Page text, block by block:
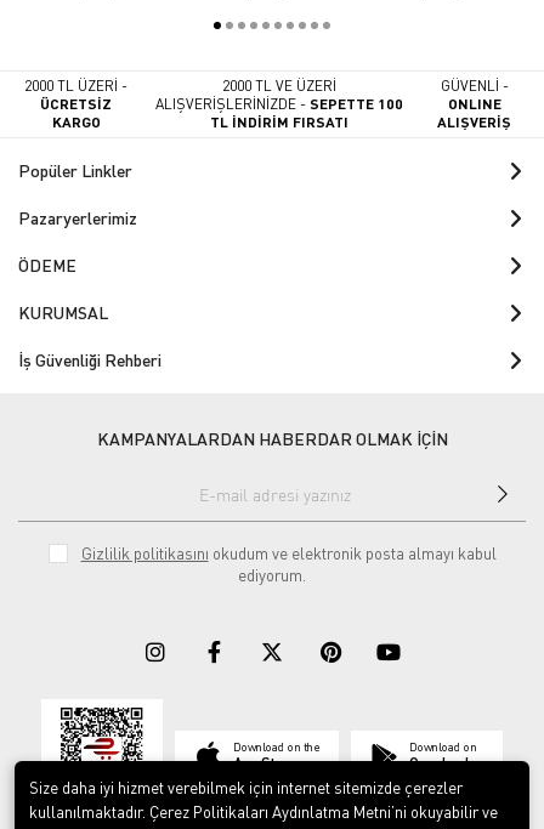
2000 TL ÜZERİ -
ÜCRETSİZ
KARGO
2000 TL VE ÜZERİ
ALIŞVERİŞLERİNİZDE -SEPETTE 100
TL İNDİRİM FIRSATI
GÜVENLİ -
ONLINE
ALIŞVERİŞ
Popüler Linkler
Pazaryerlerimiz
ÖDEME
KURUMSAL
İş Güvenliği Rehberi
KAMPANYALARDAN HABERDAR OLMAK İÇİN
Gizlilik politikasını okudum ve elektronik posta almayı kabul
ediyorum.
Download on the
App Store
Download on
Google play
Size daha iyi hizmet verebilmek için internet sitemizde çerezler
kullanılmaktadır. Çerez Politikaları Aydınlatma Metni’ni okuyabilir ve